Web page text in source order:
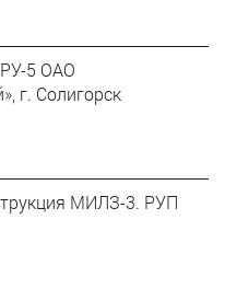
5 ОАО
г. Солигорск
МИЛЗ-3. РУП